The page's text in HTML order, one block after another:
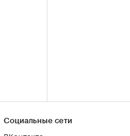
Социальные сети